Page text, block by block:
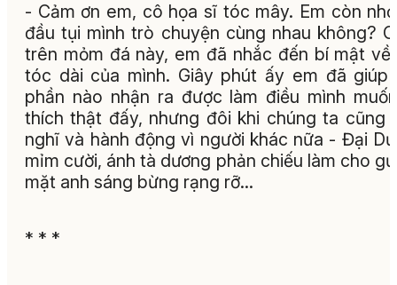
- Cảm ơn em, cô họa sĩ tóc mây. Em còn
đầu tụi mình trò chuyện cùng nhau không?
trên mỏm đá này, em đã nhắc đến bí mật về
tóc dài của mình. Giây phút ấy em đã giúp
phần nào nhận ra được làm điều mình
thích thật đấy, nhưng đôi khi chúng ta cũng
nghĩ và hành động vì người khác nữa - Đại
mỉm cười, ánh tà dương phản chiếu làm cho
mặt anh sáng bừng rạng rỡ...
* * *